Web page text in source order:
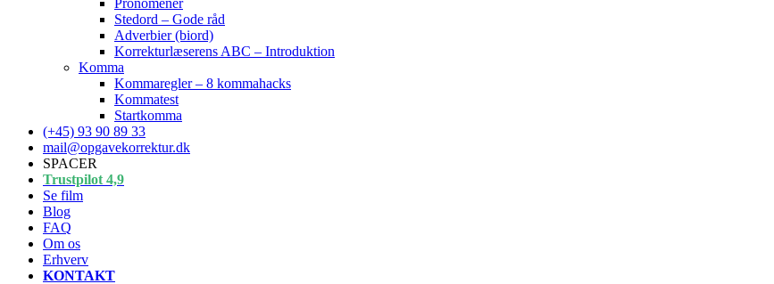
Pronomener
Stedord – Gode råd
Adverbier (biord)
Korrekturlæserens ABC – Introduktion
Komma
Kommaregler – 8 kommahacks
Kommatest
Startkomma
(+45) 93 90 89 33
mail@opgavekorrektur.dk
SPACER
Trustpilot 4,9
Se film
Blog
FAQ
Om os
Erhverv
KONTAKT